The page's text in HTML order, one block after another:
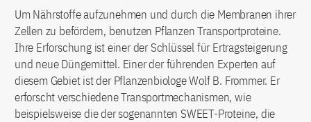
Um Nährstoffe aufzunehmen und durch die Membranen ihrer
Zellen zu befördern, benutzen Pflanzen Transportproteine.
Ihre Erforschung ist einer der Schlüssel für Ertragsteigerung
und neue Düngemittel. Einer der führenden Experten auf
diesem Gebiet ist der Pflanzenbiologe Wolf B. Frommer. Er
erforscht verschiedene Transportmechanismen, wie
beispielsweise die der sogenannten SWEET-Proteine, die